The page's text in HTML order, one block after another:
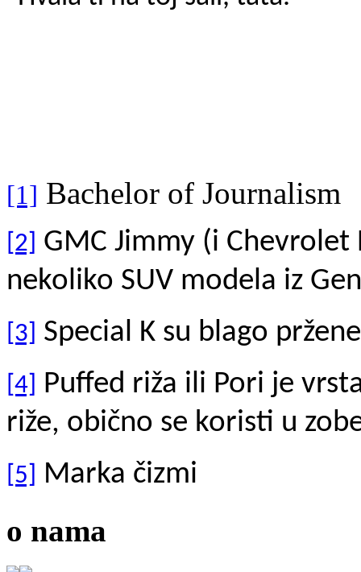
[1] Bachelor of Journalism
[2]
GMC Jimmy (i
nekoliko SUV modela iz
[3] Special K su blago
[4]
Puffed riža ili Pori je
riže, obično se koristi u
[5] Marka čizmi
o nama